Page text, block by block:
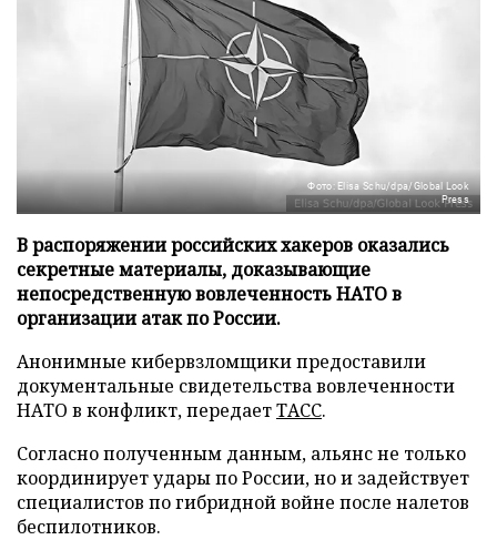
Фото: Elisa Schu/dpa/Global Look
Press
В распоряжении российских хакеров оказались
секретные материалы, доказывающие
непосредственную вовлеченность НАТО в
организации атак по России.
Анонимные кибервзломщики предоставили
документальные свидетельства вовлеченности
НАТО в конфликт, передаетТАСС.
Согласно полученным данным, альянс не только
координирует удары по России, но и задействует
специалистов по гибридной войне после налетов
беспилотников.